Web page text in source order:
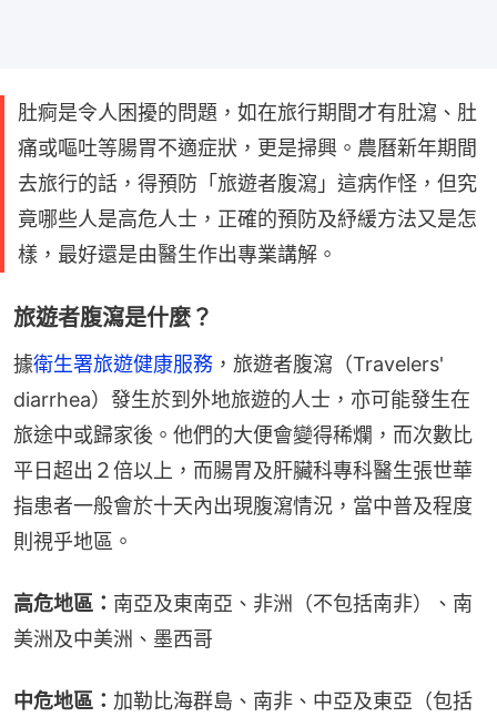
肚痾是令人困擾的問題，如在旅行期間才有肚瀉、肚
痛或嘔吐等腸胃不適症狀，更是掃興。農曆新年期間
去旅行的話，得預防「旅遊者腹瀉」這病作怪，但究
竟哪些人是高危人士，正確的預防及紓緩方法又是怎
樣，最好還是由醫生作出專業講解。
旅遊者腹瀉是什麼？
據衛生署旅遊健康服務 ，旅遊者腹瀉（Travelers'
diarrhea）發生於到外地旅遊的人士，亦可能發生在
旅途中或歸家後。他們的大便會變得稀爛，而次數比
平日超出２倍以上，而腸胃及肝臟科專科醫生張世華
指患者一般會於十天內出現腹瀉情況，當中普及程度
則視乎地區。
高危地區： 南亞及東南亞、非洲（不包括南非）、南
美洲及中美洲、墨西哥
中危地區： 加勒比海群島、南非、中亞及東亞（包括